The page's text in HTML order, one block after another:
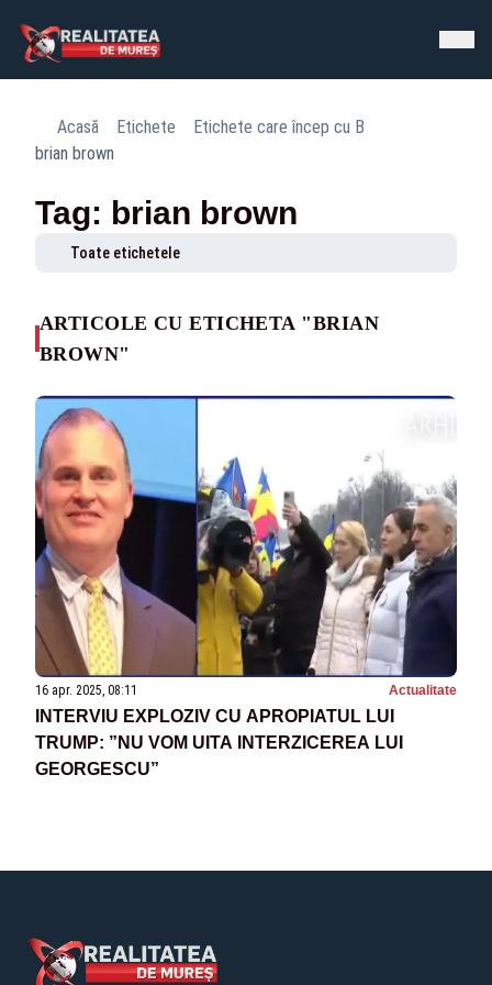
Acasă Etichete
Etichete care încep cu B
brian brown
Tag: brian brown
Toate etichetele
ARTICOLE CU ETICHETA "BRIAN
BROWN"
16 apr. 2025, 08:11 Actualitate
INTERVIU EXPLOZIV CU APROPIATUL LUI
TRUMP: ”NU VOM UITA INTERZICEREA LUI
GEORGESCU”